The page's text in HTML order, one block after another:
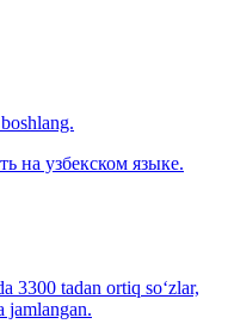
на узбекском языке.
3300 tadan ortiq so‘zlar,
jamlangan.